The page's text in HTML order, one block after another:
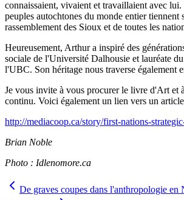
connaissaient, vivaient et travaillaient avec
peuples autochtones du monde entier
rassemblement des Sioux et de toutes les
Heureusement, Arthur a inspiré des
sociale de l'Université Dalhousie et lauréate
l'UBC. Son héritage nous traverse également
Je vous invite à vous procurer le livre d'Art et
continu. Voici également un lien vers un
http://mediacoop.ca/story/first-nations-
Brian Noble
Photo : Idlenomore.ca
De graves coupes dans l'anthropologie en